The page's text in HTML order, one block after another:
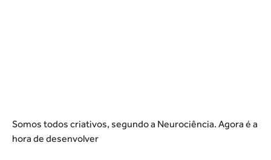
Somos todos criativos, segundo a Neurociência. Agora é a
hora de desenvolver